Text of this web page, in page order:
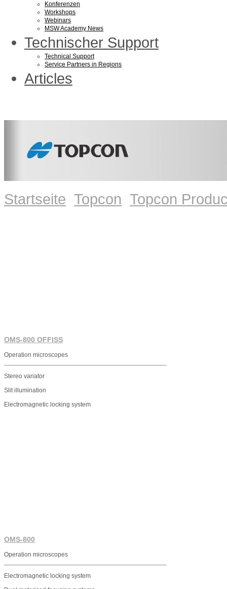
Konferenzen
Workshops
Webinars
MSW Academy News
Technischer Support
Technical Support
Service Partners in Regions
Articles
Startseite Topcon Topcon
OMS-800 OFFISS
Operation microscopes
Stereo variator
Slit illumination
Electromagnetic locking system
OMS-800
Operation microscopes
Electromagnetic locking system